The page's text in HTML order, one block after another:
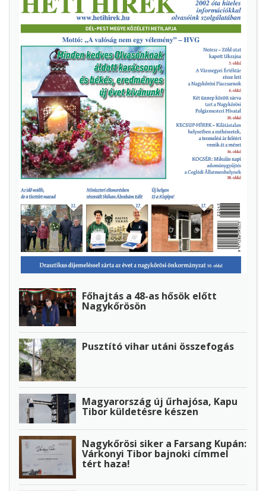
Főhajtás a 48-as hősök előtt
Nagykőrösön
Pusztító vihar utáni összefogás
Magyarország új űrhajósa, Kapu
Tibor küldetésre készen
Nagykőrösi siker a Farsang Kupán:
Várkonyi Tibor bajnoki címmel
tért haza!